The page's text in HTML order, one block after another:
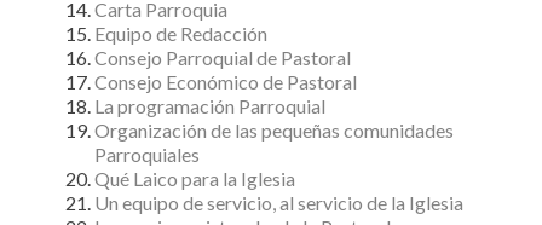
Carta Parroquia
Equipo de Redacción
Consejo Parroquial de Pastoral
Consejo Económico de Pastoral
La programación Parroquial
Organización de las pequeñas comunidades
Parroquiales
Qué Laico para la Iglesia
Un equipo de servicio, al servicio de la Iglesia